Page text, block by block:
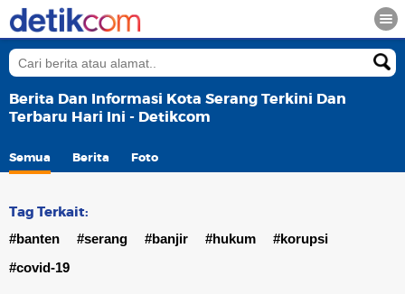
Berita Dan Informasi Kota Serang Terkini Dan
Terbaru Hari Ini - Detikcom
Semua Berita Foto
Tag Terkait:
#banten #serang #banjir #hukum
#korupsi
#covid-19